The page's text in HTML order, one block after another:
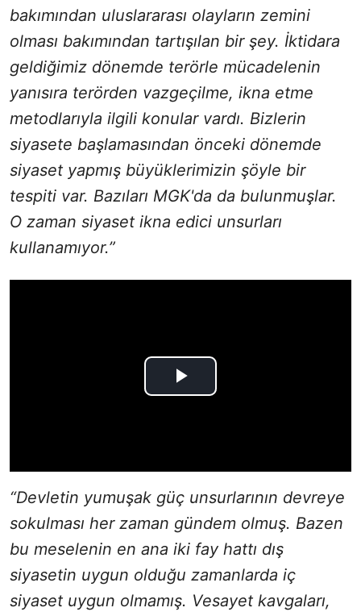
bakımından uluslararası olayların zemini
olması bakımından tartışılan bir şey. İktidara
geldiğimiz dönemde terörle mücadelenin
yanısıra terörden vazgeçilme, ikna etme
metodlarıyla ilgili konular vardı. Bizlerin
siyasete başlamasından önceki dönemde
siyaset yapmış büyüklerimizin şöyle bir
tespiti var. Bazıları MGK'da da bulunmuşlar.
O zaman siyaset ikna edici unsurları
kullanamıyor.”
“Devletin yumuşak güç unsurlarının devreye
sokulması her zaman gündem olmuş. Bazen
bu meselenin en ana iki fay hattı dış
siyasetin uygun olduğu zamanlarda iç
siyaset uygun olmamış. Vesayet kavgaları,